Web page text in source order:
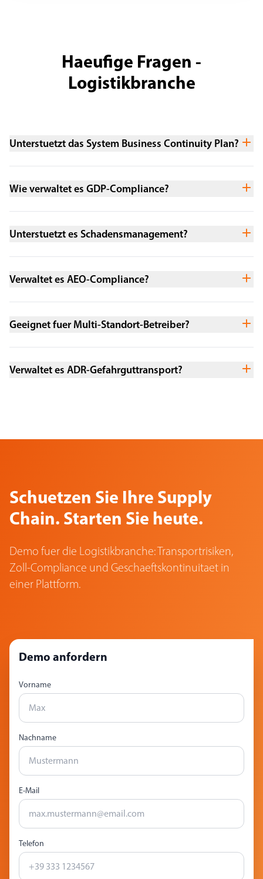
Haeufige Fragen -
Logistikbranche
Unterstuetzt das System Business Continuity Plan?
Wie verwaltet es GDP-Compliance?
Unterstuetzt es Schadensmanagement?
Verwaltet es AEO-Compliance?
Geeignet fuer Multi-Standort-Betreiber?
Verwaltet es ADR-Gefahrguttransport?
Schuetzen Sie Ihre Supply
Chain. Starten Sie heute.
Demo fuer die Logistikbranche: Transportrisiken,
Zoll-Compliance und Geschaeftskontinuitaet in
einer Plattform.
Demo anfordern
Vorname
Nachname
E-Mail
Telefon